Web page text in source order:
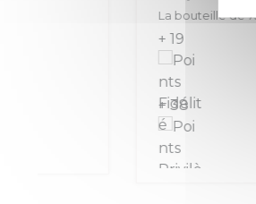
La bouteille de 75 cl